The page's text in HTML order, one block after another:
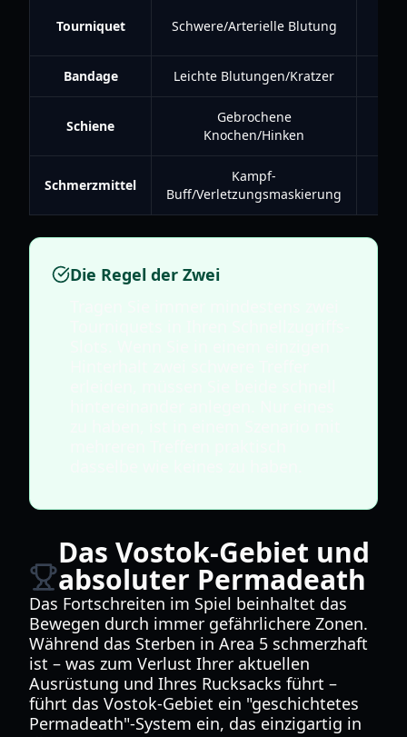
Tourniquet Schwere/Arterielle Blutung
Bandage Leichte Blutungen/Kratzer
Schiene
Gebrochene
Knochen/Hinken
Schmerzmittel
Kampf-
Buff/Verletzungsmaskierung
Die Regel der Zwei
Das Vostok-Gebiet und
absoluter Permadeath
Das Fortschreiten im Spiel beinhaltet das
Bewegen durch immer gefährlichere Zonen.
Während das Sterben in Area 5 schmerzhaft
ist – was zum Verlust Ihrer aktuellen
Ausrüstung und Ihres Rucksacks führt –
führt das Vostok-Gebiet ein "geschichtetes
Permadeath"-System ein, das einzigartig in